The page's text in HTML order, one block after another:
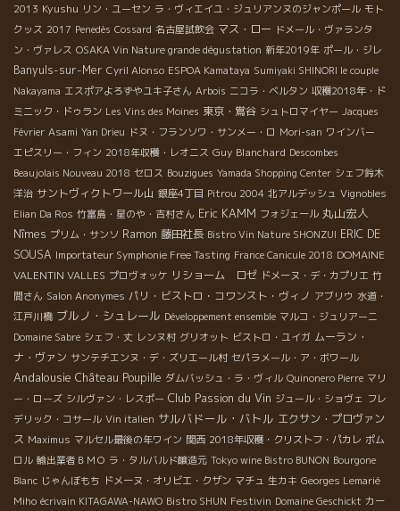
2013 Kyushu リン・ユーセン ラ・ヴィエイユ・ジュリアンヌのジャンポール モト
クッス 2017 Penedès Cossard 名古屋試飲会 マス・ロー ドメール・ヴァランタ
ン・ヴァレス OSAKA Vin Nature grande dégustation 新年2019年 ポール・ジレ
Banyuls-sur-Mer Cyril Alonso ESPOA Kamataya Sumiyaki SHINORI le couple
Nakayama エスポアよろずやユキ子さん Arbois ニコラ・ベルタン 収穫2018年・ド
ミニック・ドゥラン Les Vins des Moines 東京・鴬谷 シュトロマイヤー Jacques
Février Asami Yan Drieu ドヌ・フランソワ・サンメー・ロ Mori-san ワインバー
エピスリー・フィン 2018年収穫・レオニス Guy Blanchard Descombes
Beaujolais Nouveau 2018 セロス Bouzigues Yamada Shopping Center シェフ鈴木
洋治 サントヴィクトワール山 銀座4丁目 Pitrou 2004 北アルデッシュ Vignobles
Elian Da Ros 竹富島・星のや・吉村さん Eric KAMM フォジェール 丸山宏人
Nîmes プリム・サンソ Ramon 藤田社長 Bistro Vin Nature SHONZUI ERIC DE
SOUSA Importateur Symphonie Free Tasting France Canicule 2018 DOMAINE
VALENTIN VALLES プロヴォッケ リショーム ロゼ ドメーヌ・デ・カプリエ 竹
間さん Salon Anonymes パリ・ビストロ・コワンスト・ヴィノ アブリウ 水道・
江戸川橋 ブルノ・シュレール Développement ensemble マルコ・ジュリアーニ
Domaine Sabre シェフ・丈 レンヌ村 グリオット ビストロ・ユイガ ムーラン・
ナ・ヴァン サンテチエンヌ・デ・ズリエール村 セパラメール・ア・ボワール
Andalousie Château Poupille ダムバッシュ・ラ・ヴィル Quinonero Pierre マリ
ー・ローズ シルヴァン・レスポー Club Passion du Vin ジュール・ショヴェ フレ
デリック・コサール Vin italien サルバドール・バトル エクサン・プロヴァン
ス Maximus マルセル最後の年ワイン 関西 2018年収穫・クリストフ・パカレ ポム
ロル 輸出業者ＢＭＯ ラ・タルバルド醸造元 Tokyo wine Bistro BUNON Bourgone
Blanc じゃんぼもち ドメーヌ・オリビエ・クザン マチュ 生カキ Georges Lemarié
Miho écrivain KITAGAWA-NAWO Bistro SHUN Festivin Domaine Geschickt カー